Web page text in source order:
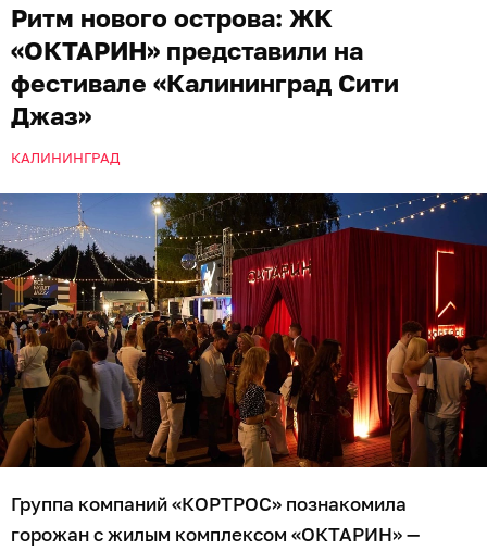
Ритм нового острова: ЖК
«ОКТАРИН» представили на
фестивале «Калининград Сити
Джаз»
КАЛИНИНГРАД
Группа компаний «КОРТРОС» познакомила
горожан с жилым комплексом «ОКТАРИН» —